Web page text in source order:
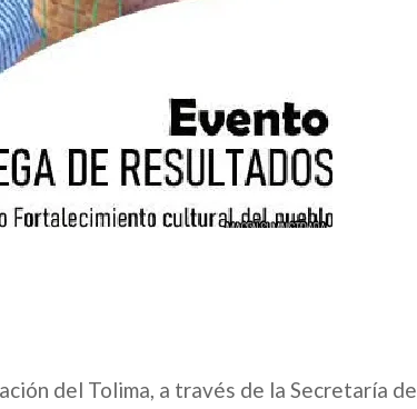
del Tolima, a través de la Secretaría de